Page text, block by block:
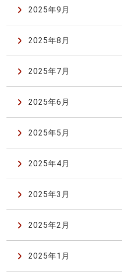
2025年9月
2025年8月
2025年7月
2025年6月
2025年5月
2025年4月
2025年3月
2025年2月
2025年1月